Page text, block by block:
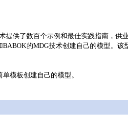
提供了数百个示例和最佳实践指南，
的MDG技术创建自己的模型。
模板创建自己的模型。